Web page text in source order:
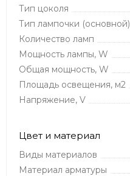
Тип цоколя
Тип лампочки (основной)
Количество ламп
Мощность лампы, W
Общая мощность, W
Площадь освещения, м2
Напряжение, V
Цвет и материал
Виды материалов
Материал арматуры